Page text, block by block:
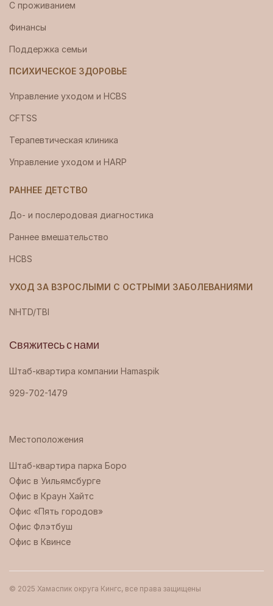
С проживанием
Финансы
Поддержка семьи
ПСИХИЧЕСКОЕ ЗДОРОВЬЕ
Управление уходом и HCBS
CFTSS
Терапевтическая клиника
Управление уходом и HARP
РАННЕЕ ДЕТСТВО
До- и послеродовая диагностика
Раннее вмешательство
HCBS
УХОД ЗА ВЗРОСЛЫМИ С ОСТРЫМИ ЗАБОЛЕВАНИЯМИ
NHTD/TBI
Свяжитесь с нами
Штаб-квартира компании Hamaspik
929-702-1479
Местоположения
Штаб-квартира парка Боро ‍
Офис в Уильямсбурге
Офис в Краун Хайтс
Офис «Пять городов»
Офис Флэтбуш
Офис в Квинсе
© 2025 Хамаспик округа Кингс, все права защищены